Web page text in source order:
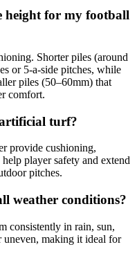
height for my football
Shorter piles (around
or 5-a-side pitches, while
piles (50–60mm) that
comfort.
turf?
provide cushioning,
player safety and extend
pitches.
weather conditions?
consistently in rain, sun,
making it ideal for